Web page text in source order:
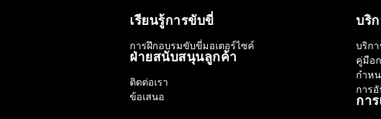
เรียนรู้การขับขี่
การฝึกอบรมขับขี่มอเตอร์ไซค์
ฝ่ายสนับสนุนลูกค้า
ติดต่อเรา
ข้อเสนอ
บริ
บริก
คู่มือ
กำห
การ
การ